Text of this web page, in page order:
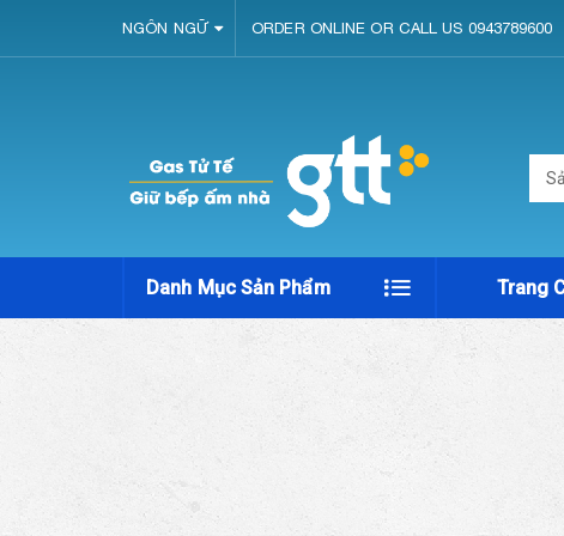
NGÔN NGỮ ORDER ONLINE OR CALL US 0943789600
Danh Mục Sản Phẩm Trang